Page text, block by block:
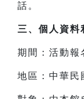
話。
三、 個人資料
期間：活動報
地區：中華民